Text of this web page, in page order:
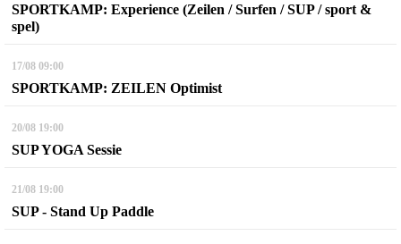
SPORTKAMP: Experience (Zeilen / Surfen / SUP / sport &
spel)
17/08 09:00
SPORTKAMP: ZEILEN Optimist
20/08 19:00
SUP YOGA Sessie
21/08 19:00
SUP - Stand Up Paddle